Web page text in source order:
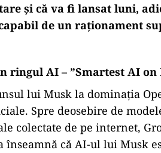
și că va fi lansat luni,
de un raționament
ringul AI – ”Smartest AI on
lui Musk la dominația
Spre deosebire de
colectate de pe internet,
înseamnă că AI-ul lui Musk